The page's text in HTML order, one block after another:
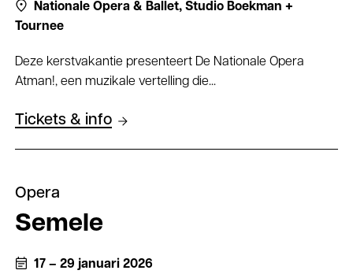
Nationale Opera & Ballet, Studio Boekman +
Tournee
Deze kerstvakantie presenteert De Nationale Opera
Atman!, een muzikale vertelling die...
Tickets & info
Opera
Semele
17 – 29 januari 2026